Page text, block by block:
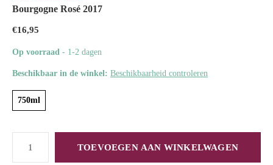
Bourgogne Rosé 2017
€16,95
Op voorraad - 1-2 dagen
Beschikbaar in de winkel: Beschikbaarheid controleren
750ml
TOEVOEGEN AAN WINKELWAGEN